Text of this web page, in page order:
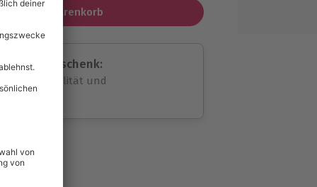
In den Warenkorb
Geschenk:
volle Flexibilität und